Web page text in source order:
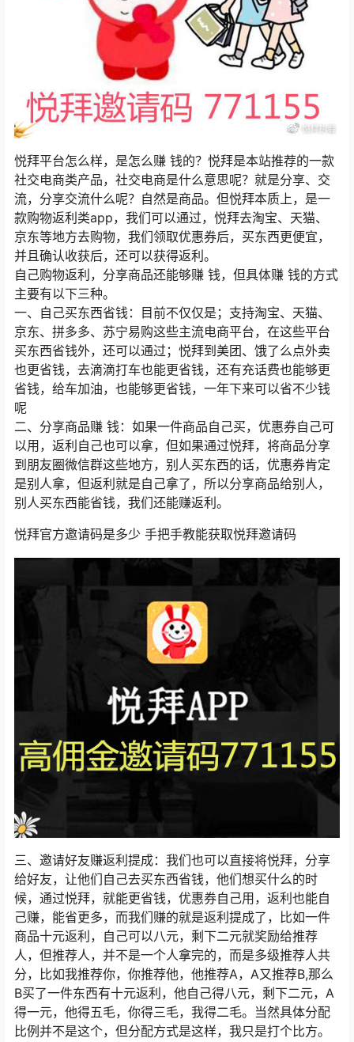
悦拜平台怎么样，是怎么赚 钱的？悦拜是本站推荐的一款
社交电商类产品，社交电商是什么意思呢？就是分享、交
流，分享交流什么呢？自然是商品。但悦拜本质上，是一
款购物返利类app，我们可以通过，悦拜去淘宝、天猫、
京东等地方去购物，我们领取优惠券后，买东西更便宜，
并且确认收获后，还可以获得返利。
自己购物返利，分享商品还能够赚 钱，但具体赚 钱的方式
主要有以下三种。
一、自己买东西省钱：目前不仅仅是；支持淘宝、天猫、
京东、拼多多、苏宁易购这些主流电商平台，在这些平台
买东西省钱外，还可以通过；悦拜到美团、饿了么点外卖
也更省钱，去滴滴打车也能更省钱，还有充话费也能够更
省钱，给车加油，也能够更省钱，一年下来可以省不少钱
呢
二、分享商品赚 钱：如果一件商品自己买，优惠券自己可
以用，返利自己也可以拿，但如果通过悦拜，将商品分享
到朋友圈微信群这些地方，别人买东西的话，优惠券肯定
是别人拿，但返利就是自己拿了，所以分享商品给别人，
别人买东西能省钱，我们还能赚返利。
悦拜官方邀请码是多少 手把手教能获取悦拜邀请码
三、邀请好友赚返利提成：我们也可以直接将悦拜，分享
给好友，让他们自己去买东西省钱，他们想买什么的时
候，通过悦拜，就能更省钱，优惠券自己用，返利也能自
己赚，能省更多，而我们赚的就是返利提成了，比如一件
商品十元返利，自己可以八元，剩下二元就奖励给推荐
人，但推荐人，并不是一个人拿完的，而是多级推荐人共
分，比如我推荐你，你推荐他，他推荐A，A又推荐B,那么
B买了一件东西有十元返利，他自己得八元，剩下二元，A
得一元，他得五毛，你得三毛，我得二毛。当然具体分配
比例并不是这个，但分配方式是这样，我只是打个比方。